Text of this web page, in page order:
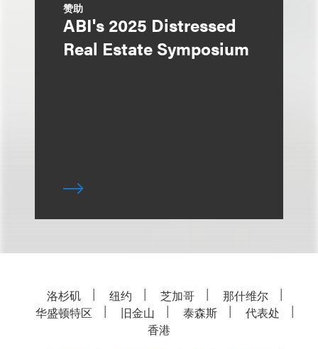
赞助
ABI's 2025 Distressed
Real Estate Symposium
洛杉矶 纽约 芝加哥
那什维尔
华盛顿特区
旧金山 泰森斯
代表处
香港